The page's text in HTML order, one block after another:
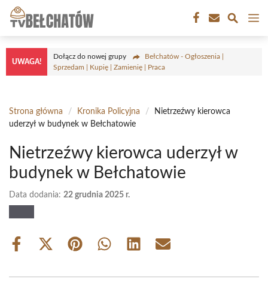
Przejdź
treści
UWAGA!
Dołącz do nowej grupy
Bełchatów - Ogłoszenia |
Sprzedam | Kupię | Zamienię | Praca
Strona główna / Kronika Policyjna /
Nietrzeźwy kierowca
uderzył w budynek w Bełchatowie
Nietrzeźwy kierowca uderzył w
budynek w Bełchatowie
Data dodania: 22 grudnia 2025 r.
Share
Share
(Twitter)
Share Share Share Share